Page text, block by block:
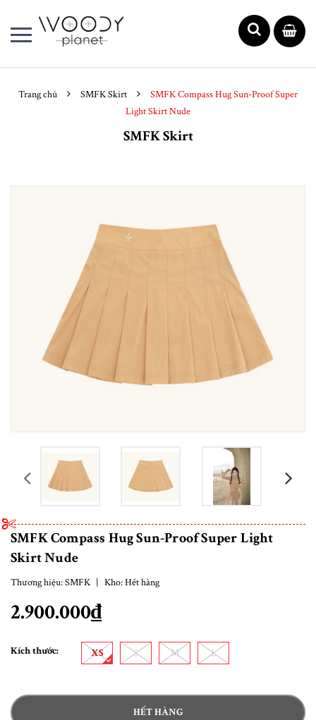
Trang chủ SMFK Skirt
SMFK Compass Hug Sun-Proof Super
Light Skirt Nude
SMFK Skirt
prev
SMFK Compass Hug Sun-Proof Super Light
Skirt Nude
Thương hiệu:SMFK Kho:Hết hàng
2.900.000₫
Kích thước: XS S M L
HẾT HÀNG